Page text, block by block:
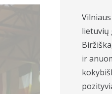
lietuvių
ir